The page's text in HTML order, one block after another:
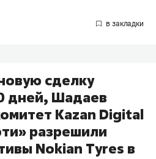
сделку
дней, Шадаев
Kazan Digital
разрешили
Nokian Tyres в